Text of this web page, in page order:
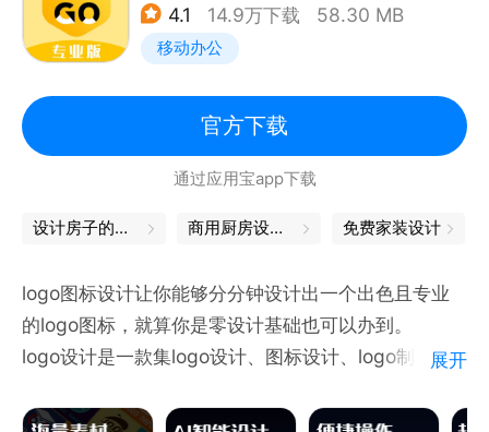
4.1 14.9万下载 58.30 MB
移动办公
官方下载
通过应用宝app下载
设计房子的软件 商用厨房设计软件 免费家装设计
logo图标设计让你能够分分钟设计出一个出色且专业
的logo图标，就算你是零设计基础也可以办到。
logo设计是一款集logo设计、图标设计、logo制作、
logo生成器，同时也是进行徽章设计、图标制作、商
展开